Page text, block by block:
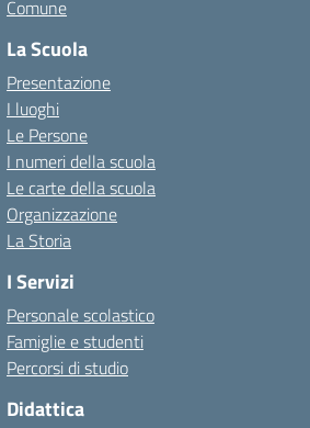
Comune
La Scuola
Presentazione
I luoghi
Le Persone
I numeri della scuola
Le carte della scuola
Organizzazione
La Storia
I Servizi
Personale scolastico
Famiglie e studenti
Percorsi di studio
Didattica